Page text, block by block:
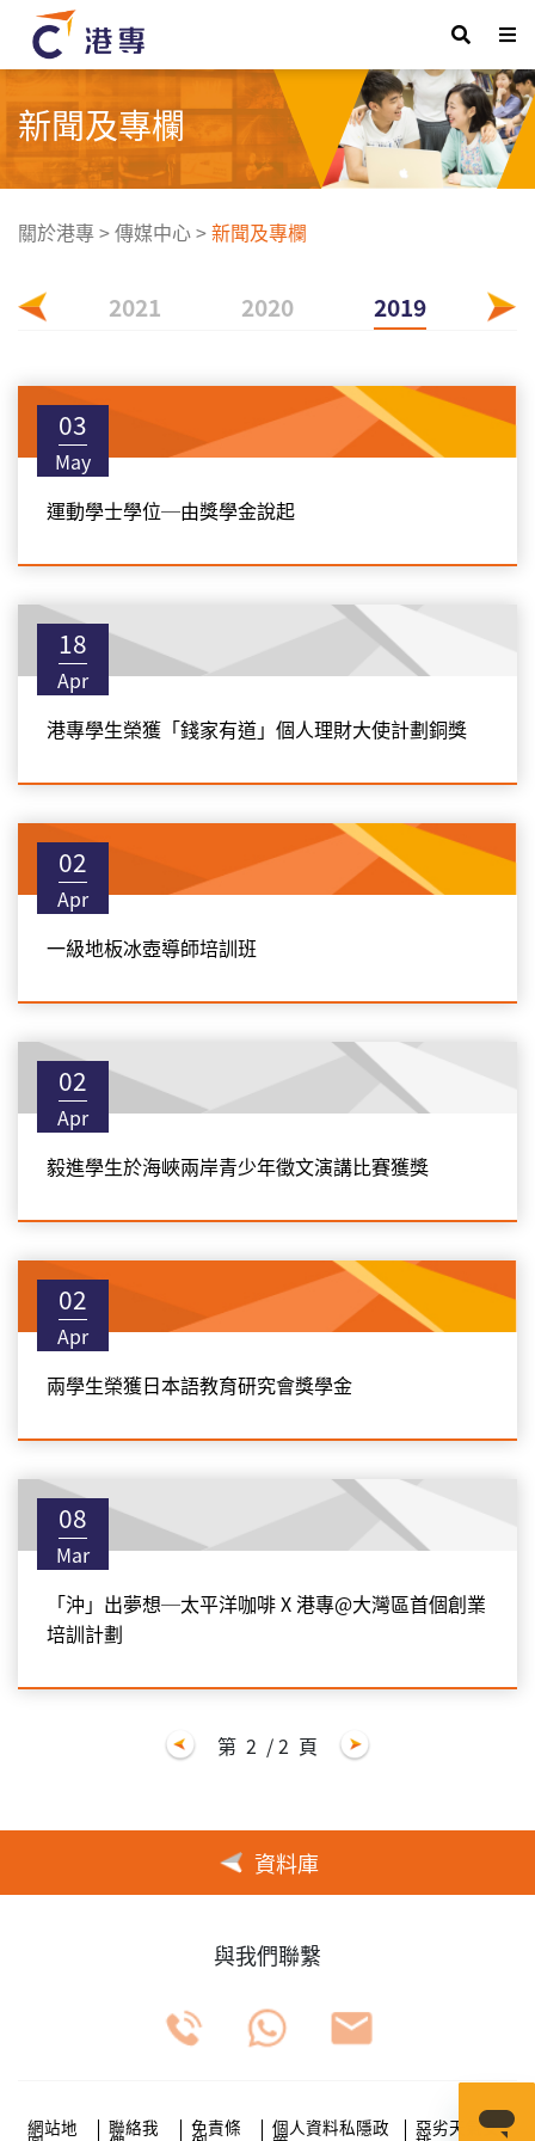
新聞及專欄
關於港專>傳媒中心>新聞及專欄
2021 2020 2019
03
May
運動學士學位─由獎學金說起
18
Apr
港專學生榮獲「錢家有道」個人理財大使計劃銅獎
02
Apr
一級地板冰壺導師培訓班
02
Apr
毅進學生於海峽兩岸青少年徵文演講比賽獲獎
02
Apr
兩學生榮獲日本語教育研究會獎學金
08
Mar
「沖」出夢想─太平洋咖啡 X 港專@大灣區首個創業
培訓計劃
第 2 / 2 頁
資料庫
與我們聯繫
網站地 聯絡我 免責條 個人資料私隱政 惡劣天氣安